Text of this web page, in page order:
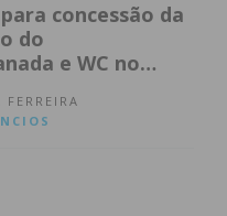
concessão da
do
e WC no
Lazer de